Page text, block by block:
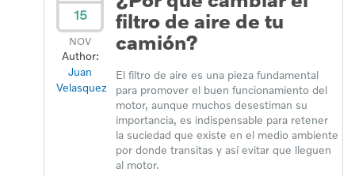
15
NOV
Author:
Juan
Velasquez
filtro de aire de tu
camión?
El filtro de aire es una pieza fundamental
para promover el buen funcionamiento del
motor, aunque muchos desestiman su
importancia, es indispensable para retener
la suciedad que existe en el medio ambiente
por donde transitas y así evitar que lleguen
al motor.